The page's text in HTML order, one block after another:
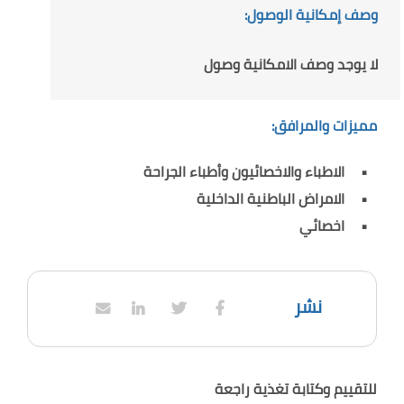
وصف إمكانية الوصول:
لا يوجد وصف الامكانية وصول
مميزات والمرافق:
الاطباء والاخصائيون وأطباء الجراحة
الامراض الباطنية الداخلية
اخصائي
نشر
للتقييم وكتابة تغذية راجعة